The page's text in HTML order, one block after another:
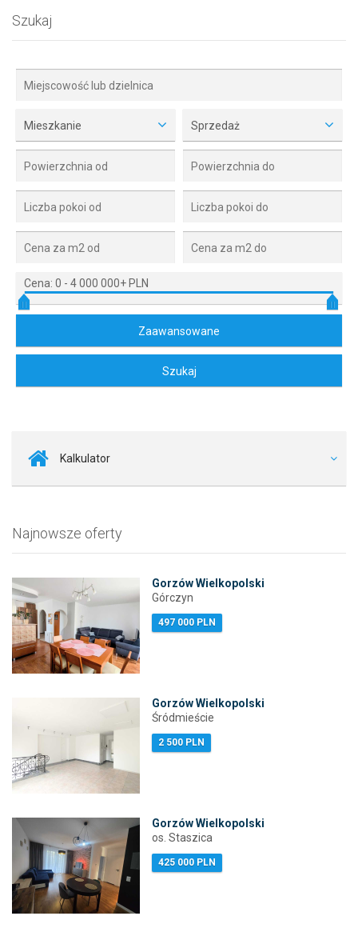
Szukaj
Mieszkanie Sprzedaż
Cena: 0 - 4 000 000+ PLN
Kalkulator
Najnowsze oferty
Gorzów Wielkopolski
Górczyn
497 000 PLN
Gorzów Wielkopolski
Śródmieście
2 500 PLN
Gorzów Wielkopolski
os. Staszica
425 000 PLN